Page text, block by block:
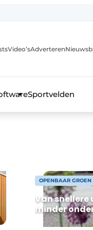
Video’sAdverteren
Sportvelden
OPENBAAR GROEN
Van
minder